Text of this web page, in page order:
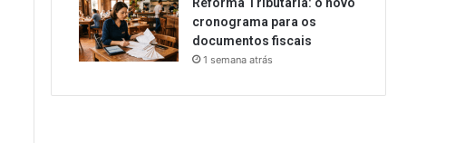
cronograma para os
documentos fiscais
1 semana atrás